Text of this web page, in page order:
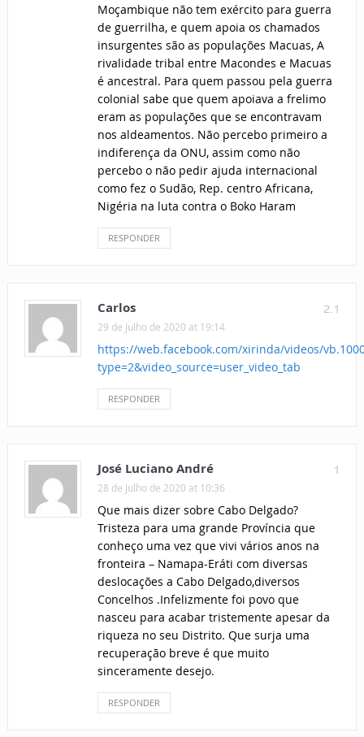
Moçambique não tem exército para guerra
de guerrilha, e quem apoia os chamados
insurgentes são as populações Macuas, A
rivalidade tribal entre Macondes e Macuas
é ancestral. Para quem passou pela guerra
colonial sabe que quem apoiava a frelimo
eram as populações que se encontravam
nos aldeamentos. Não percebo primeiro a
indiferença da ONU, assim como não
percebo o não pedir ajuda internacional
como fez o Sudão, Rep. centro Africana,
Nigéria na luta contra o Boko Haram
RESPONDER
2.1
Carlos
29 de Julho de 2020 at 19:14
https://web.facebook.com/xirinda/videos/
type=2&video_source=user_video_tab
RESPONDER
1
José Luciano André
28 de Julho de 2020 at 10:36
Que mais dizer sobre Cabo Delgado?
Tristeza para uma grande Província que
conheço uma vez que vivi vários anos na
fronteira – Namapa-Eráti com diversas
deslocações a Cabo Delgado,diversos
Concelhos .Infelizmente foi povo que
nasceu para acabar tristemente apesar da
riqueza no seu Distrito. Que surja uma
recuperação breve é que muito
sinceramente desejo.
RESPONDER